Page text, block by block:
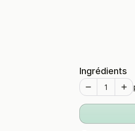
Ingrédients